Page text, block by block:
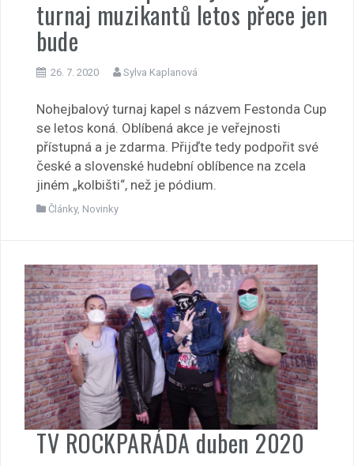
turnaj muzikantů letos přece jen
bude
26. 7. 2020 Sylva Kaplanová
Nohejbalový turnaj kapel s názvem Festonda Cup
se letos koná. Oblíbená akce je veřejnosti
přístupná a je zdarma. Přijďte tedy podpořit své
české a slovenské hudební oblíbence na zcela
jiném „kolbišti“, než je pódium.
Články, Novinky
TV ROCKPARÁDA duben 2020